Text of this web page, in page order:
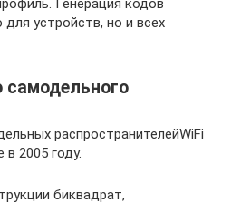
Генерация кодов
устройств, но и всех
самодельного
распространителейWiFi
в 2005 году.
биквадрат,